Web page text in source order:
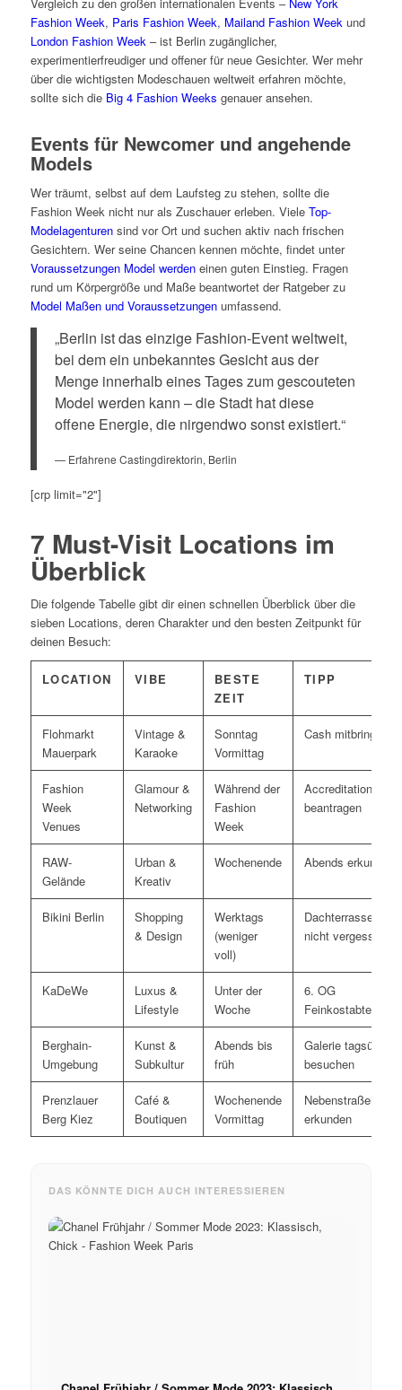
Fashion Week, Paris Fashion Week, Mailand Fashion Weekund
London Fashion Week– ist Berlin zugänglicher,
experimentierfreudiger und offener für neue Gesichter. Wer mehr
über die wichtigsten Modeschauen weltweit erfahren möchte,
sollte sich die Big 4 Fashion Weeks genauer ansehen.
Events für Newcomer und angehende
Models
Wer träumt, selbst auf dem Laufsteg zu stehen, sollte die
Fashion Week nicht nur als Zuschauer erleben. Viele Top-
Modelagenturensind vor Ort und suchen aktiv nach frischen
Gesichtern. Wer seine Chancen kennen möchte, findet unter
Voraussetzungen Model werdeneinen guten Einstieg. Fragen
rund um Körpergröße und Maße beantwortet der Ratgeber zu
Model Maßen und Voraussetzungenumfassend.
„Berlin ist das einzige Fashion-Event weltweit,
bei dem ein unbekanntes Gesicht aus der
Menge innerhalb eines Tages zum gescouteten
Model werden kann – die Stadt hat diese
offene Energie, die nirgendwo sonst existiert.“
— Erfahrene Castingdirektorin, Berlin
[crp limit="2"]
7 Must-Visit Locations im
Überblick
Die folgende Tabelle gibt dir einen schnellen Überblick über die
sieben Locations, deren Charakter und den besten Zeitpunkt für
deinen Besuch:
LOCATION VIBE
BESTE
ZEIT
TIPP
Flohmarkt
Mauerpark
Vintage &
Karaoke
Sonntag
Vormittag
Cash mitbringen
Fashion
Week
Venues
Glamour &
Networking
Während der
Fashion
Week
Accreditation
beantragen
RAW-
Gelände
Urban &
Kreativ
Wochenende Abends erkunden
Bikini Berlin
Shopping
& Design
Werktags
(weniger
voll)
Dachterrasse
nicht vergessen
KaDeWe
Luxus &
Lifestyle
Unter der
Woche
6. OG
Feinkostabteilung
Berghain-
Umgebung
Kunst &
Subkultur
Abends bis
früh
Galerie tagsüber
besuchen
Prenzlauer
Berg Kiez
Café &
Boutiquen
Wochenende
Vormittag
Nebenstraßen
erkunden
DAS KÖNNTE DICH AUCH INTERESSIEREN